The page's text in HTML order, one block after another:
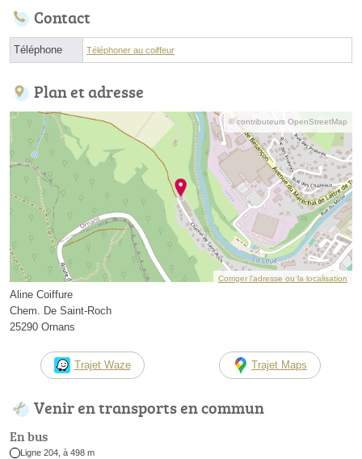
Contact
Téléphone Téléphoner au coiffeur
Plan et adresse
© contributeurs OpenStreetMap
Corriger l’adresse ou la localisation
Aline Coiffure
Chem. De Saint-Roch
25290 Ornans
Trajet Waze Trajet Maps
Venir en transports en commun
En bus
Ligne 204, à 498 m